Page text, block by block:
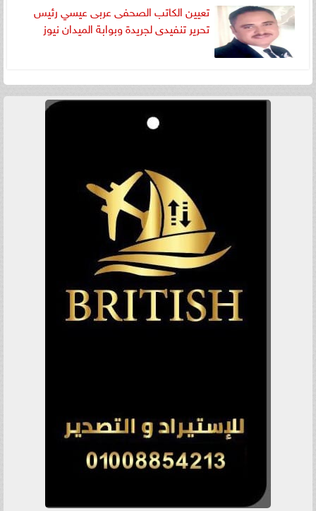
تعيين الكاتب الصحفى عربى عيسي رئيس
تحرير تنفيدى لجريدة وبوابة الميدان نيوز